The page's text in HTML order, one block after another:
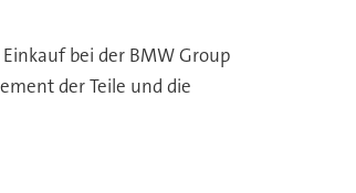
bei der BMW Group
der Teile und die